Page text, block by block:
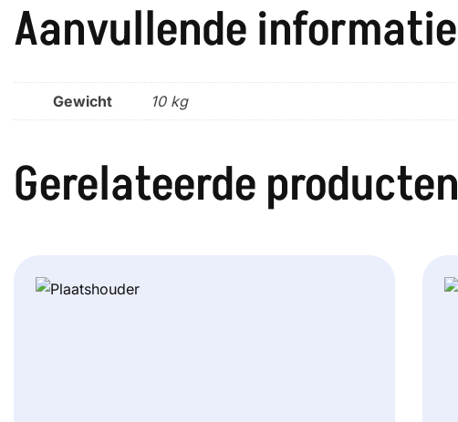
Aanvullende informatie
Gewicht 10 kg
Gerelateerde producten